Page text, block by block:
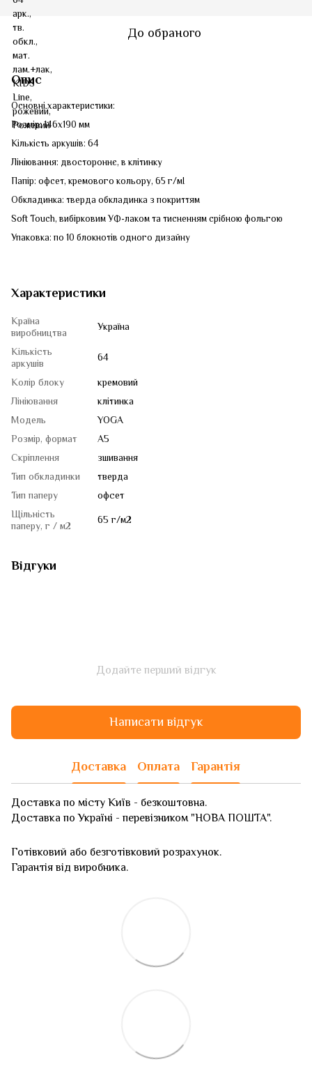
До обраного
Опис
Основні характеристики:
Розмір: 146x190 мм
Кількість аркушів: 64
Лініювання: двостороннє, в клітинку
Папір: офсет, кремового кольору, 65 г/мІ
Обкладинка: тверда обкладинка з покриттям
Soft Touch, вибірковим УФ-лаком та тисненням срібною фольгою
Упаковка: по 10 блокнотів одного дизайну
Характеристики
Країна
виробництва
Україна
Кількість
аркушів
64
Колір блоку
кремовий
Лініювання
клітинка
Модель
YOGA
Розмір, формат
A5
Скріплення
зшивання
Тип обкладинки
тверда
Тип паперу
офсет
Щільність
паперу, г / м2
65 г/м2
Відгуки
Додайте перший відгук
Написати відгук
Доставка Оплата Гарантія
Доставка по місту Київ - безкоштовна.
Доставка по Україні - перевізником "НОВА ПОШТА".
Готівковий або безготівковий розрахунок.
Гарантія від виробника.